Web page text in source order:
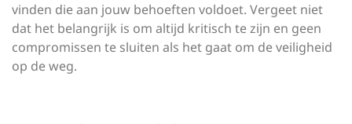
vinden die aan jouw behoeften voldoet. Vergeet niet
dat het belangrijk is om altijd kritisch te zijn en geen
compromissen te sluiten als het gaat om de veiligheid
op de weg.